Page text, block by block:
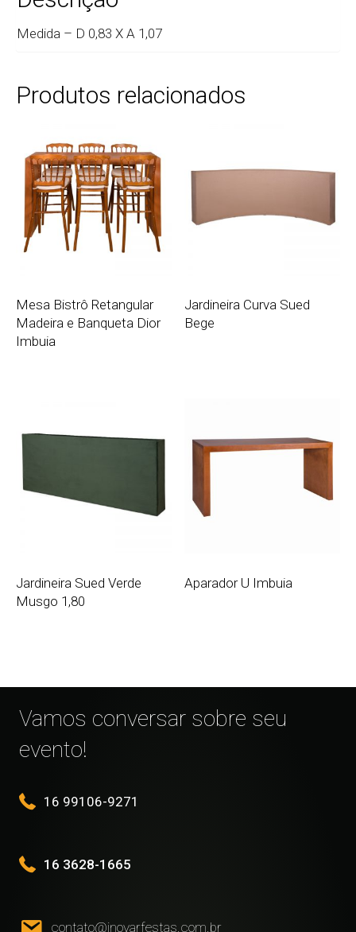
Medida – D 0,83 X A 1,07
Produtos relacionados
Mesa Bistrô Retangular
Madeira e Banqueta Dior
Imbuia
Jardineira Curva Sued
Bege
Jardineira Sued Verde
Musgo 1,80
Aparador U Imbuia
Vamos conversar sobre seu
evento!
16 99106-9271
16 3628-1665
contato@inovarfestas.com.br